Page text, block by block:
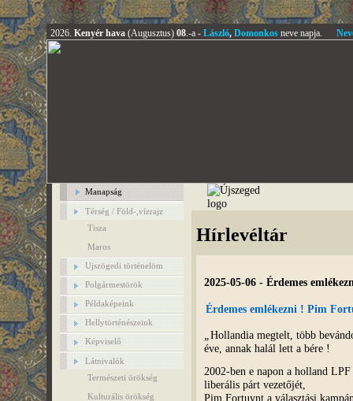
2026. Kenyér hava (Augusztus) 08.-a - László, Domonkosneve napja.
Manapság
Térség / Föld-,vízrajz
Tisza
Maros
Ujszögedi történelöm
Polgármestörök
Példaképeink
Hellytörténészeink
Képviselő
Látnivalók
Természeti örökség
Kulturális örökség
Hírlevéltár
2025-05-06 - Érdemes
Érdemes emlékezni ! Pim
Hollandia megtelt, több
éve, annak halál lett a bére !
2002-ben e napon a holland LPF
liberális párt vezetőjét,
Pim Fortuynt a választási